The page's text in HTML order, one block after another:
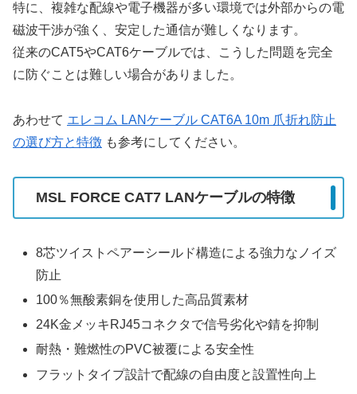
特に、複雑な配線や電子機器が多い環境では外部からの電
磁波干渉が強く、安定した通信が難しくなります。
従来のCAT5やCAT6ケーブルでは、こうした問題を完全
に防ぐことは難しい場合がありました。
あわせて エレコム LANケーブル CAT6A 10m 爪折れ防止
の選び方と特徴 も参考にしてください。
MSL FORCE CAT7 LANケーブルの特徴
8芯ツイストペアーシールド構造による強力なノイズ
防止
100％無酸素銅を使用した高品質素材
24K金メッキRJ45コネクタで信号劣化や錆を抑制
耐熱・難燃性のPVC被覆による安全性
フラットタイプ設計で配線の自由度と設置性向上